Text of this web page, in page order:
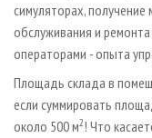
симуляторах,
обслуживания и
операторами - опыта
Площадь склада в
если суммировать
около 500 м2! Что